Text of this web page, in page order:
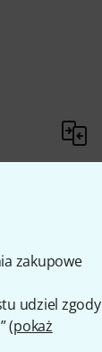
zakupowe
udziel zgody
(pokaż